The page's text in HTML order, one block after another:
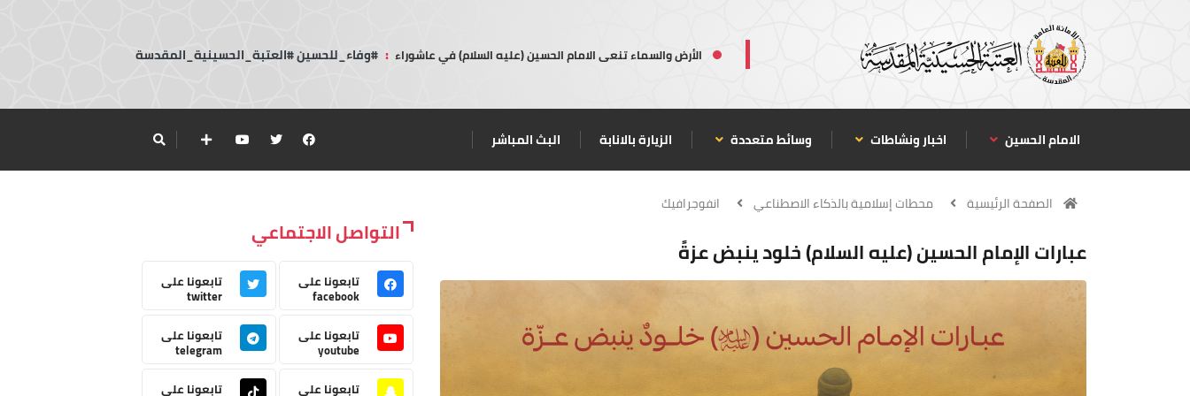
الأرض والسماء تنعى الامام الحسين (عليه السلام) في عاشوراء : #وفاء_للحسين #العتبة_الحسينية_المقدسة
الامام الحسين اخبار ونشاطات وسائط متعددة الزيارة بالانابة البث المباشر
الصفحة الرئيسية محطات إسلامية بالذكاء الاصطناعي انفوجرافيك
عبارات الإمام الحسين (عليه السلام) خلود ينبض عزةً
التواصل الاجتماعي
تابعونا على
facebook
تابعونا على
twitter
تابعونا على
youtube
تابعونا على
telegram
تابعونا على
تابعونا على